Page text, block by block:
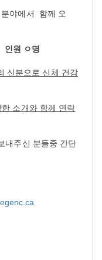
야에서 함께 오
인원 ㅇ명
신분으로 신체 건강
한 소개와 함께 연락
내주신 분들중 간단